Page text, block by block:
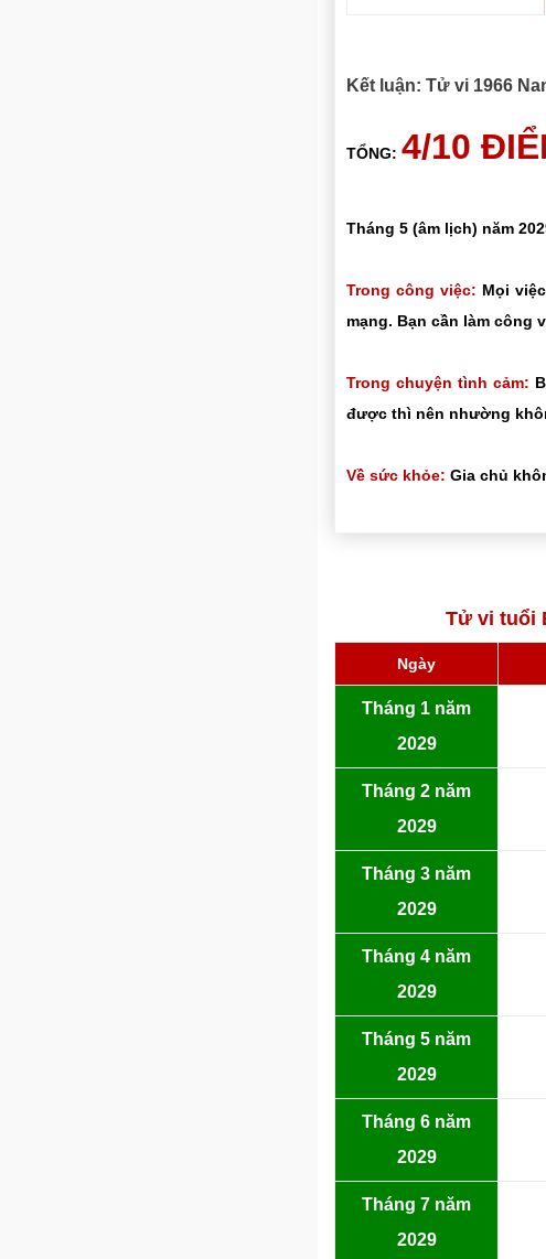
Kết luận: Tử vi 1966
TỔNG: 4/10
Tháng 5 (âm lịch) năm
Trong công việc: Mọi
mạng. Bạn cần làm công
Trong chuyện tình cảm:
được thì nên nhường
Về sức khỏe: Gia chủ
Tử vi tuổi
Ngày
Tháng 1 năm
2029
Tháng 2 năm
2029
Tháng 3 năm
2029
Tháng 4 năm
2029
Tháng 5 năm
2029
Tháng 6 năm
2029
Tháng 7 năm
2029